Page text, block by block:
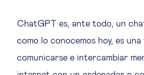
Sobre
Insights & knowledge by
ChatGPT es, ante todo, un
como lo conocemos hoy, es
comunicarse e intercambiar